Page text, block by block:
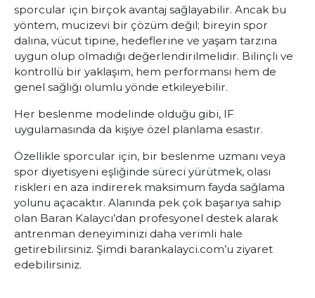
sporcular için birçok avantaj sağlayabilir. Ancak bu
yöntem, mucizevi bir çözüm değil; bireyin spor
dalına, vücut tipine, hedeflerine ve yaşam tarzına
uygun olup olmadığı değerlendirilmelidir. Bilinçli ve
kontrollü bir yaklaşım, hem performansı hem de
genel sağlığı olumlu yönde etkileyebilir.
Her beslenme modelinde olduğu gibi, IF
uygulamasında da kişiye özel planlama esastır.
Özellikle sporcular için, bir beslenme uzmanı veya
spor diyetisyeni eşliğinde süreci yürütmek, olası
riskleri en aza indirerek maksimum fayda sağlama
yolunu açacaktır. Alanında pek çok başarıya sahip
olan Baran Kalaycı’dan profesyonel destek alarak
antrenman deneyiminizi daha verimli hale
getirebilirsiniz. Şimdi barankalayci.com’u ziyaret
edebilirsiniz.